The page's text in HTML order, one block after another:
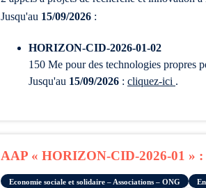
Jusqu'au 15/09/2026 :
HORIZON-CID-2026-01-02
150 Me pour des technologies propres
Jusqu'au 15/09/2026 : cliquez-ici .
AAP « HORIZON-CID-2026-01 » :
Economie sociale et solidaire – Associations – ONG